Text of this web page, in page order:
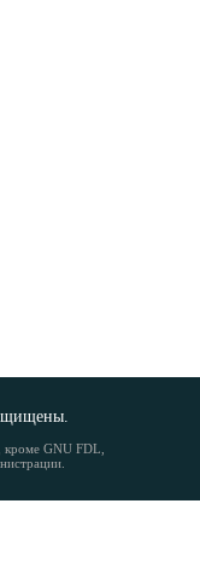
кроме GNU FDL,